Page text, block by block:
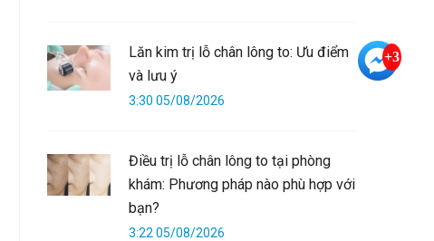
Lăn kim trị lỗ chân lông to: Ưu điểm
và lưu ý
3:30 05/08/2026
Điều trị lỗ chân lông to tại phòng
khám: Phương pháp nào phù hợp với
bạn?
3:22 05/08/2026
+3